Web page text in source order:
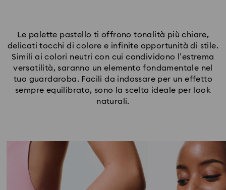
Le palette pastello ti offrono tonalità più chiare,
delicati tocchi di colore e infinite opportunità di stile.
Simili ai colori neutri con cui condividono l’estrema
versatilità, saranno un elemento fondamentale nel
tuo guardaroba. Facili da indossare per un effetto
sempre equilibrato, sono la scelta ideale per look
naturali.